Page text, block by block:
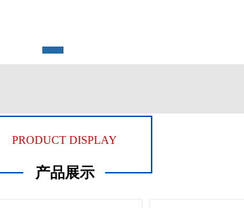
PRODUCT DISPLAY
产品展示